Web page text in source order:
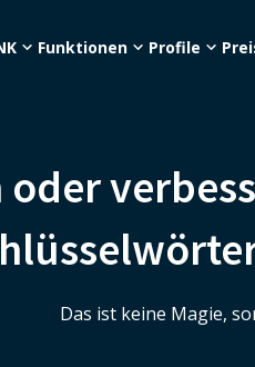
Funktionen Profile
oder
Das ist keine Magie,